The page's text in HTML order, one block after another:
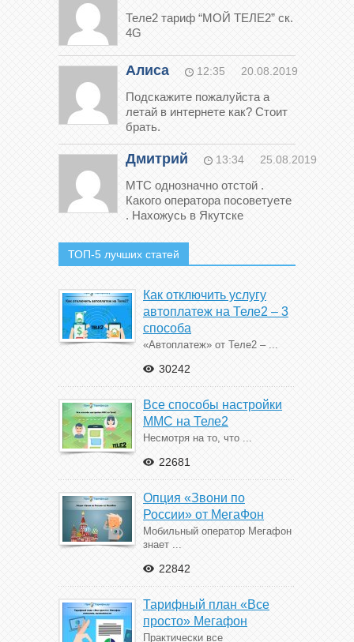
Теле2 тариф “МОЙ ТЕЛЕ2” ск.
4G
Алиса 12:35 20.08.2019
Подскажите пожалуйста а
летай в интернете как? Стоит
брать.
Дмитрий 13:34 25.08.2019
МТС однозначно отстой .
Какого оператора посоветуете
. Нахожусь в Якутске
ТОП-5 лучших статей
Как отключить услугу
автоплатеж на Теле2 – 3
способа
«Автоплатеж» от Теле2 – ...
30242
Все способы настройки
ММС на Теле2
Несмотря на то, что ...
22681
Опция «Звони по
России» от МегаФон
Мобильный оператор Мегафон
знает ...
22842
Тарифный план «Все
просто» Мегафон
Практически все